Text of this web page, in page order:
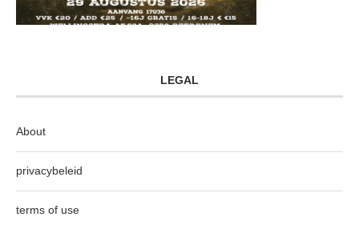
LEGAL
About
privacybeleid
terms of use